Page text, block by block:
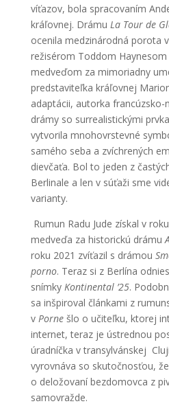
víťazov, bola spracovaním
kráľovnej. Drámu La Tour de
ocenila medzinárodná porota
režisérom Toddom
medveďom za mimoriadny
predstaviteľka kráľovnej
adaptácii, autorka francúzsko-
drámy so surrealistickými
vytvorila mnohovrstevné
samého seba a zvíchrených
dievčaťa. Bol to jeden z
Berlinale a len v súťaži sme
varianty.
Rumun Radu Jude získal v
medveďa za historickú drámu
roku 2021 zvíťazil s drámou
porno. Teraz si z Berlína
snímky Kontinental ’25.
sa inšpiroval článkami z
v Pornešlo o učiteľku, ktorej
internet, teraz je ústrednou
úradníčka v transylvánskej
vyrovnáva so skutočnosťou,
o deložovaní bezdomovca z
samovražde.